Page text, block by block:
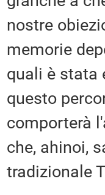
nostre
memorie
quali è stata
questo
comporterà
che, ahinoi,
tradizionale